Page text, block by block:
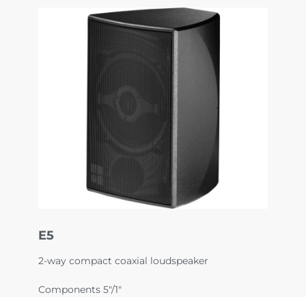
E5
2-way compact coaxial loudspeaker
Components 5"/1"